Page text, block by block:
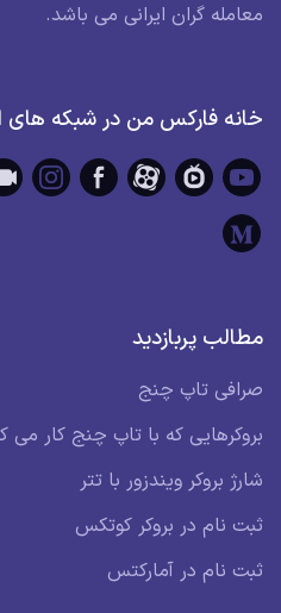
معامله گران ایرانی می باشد.
خانه فارکس من در شبکه های
مطالب پربازدید
صرافی تاپ چنج
بروکرهایی که با تاپ چنج کار می
شارژ بروکر ویندزور با تتر
ثبت نام در بروکر کوتکس
ثبت نام در آمارکتس